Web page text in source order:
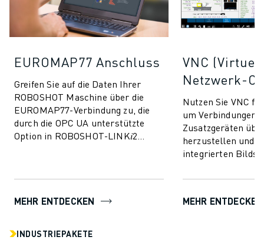
EUROMAP77 Anschluss
Greifen Sie auf die Daten Ihrer
ROBOSHOT Maschine über die
EUROMAP77-Verbindung zu, die
durch die OPC UA unterstützte
Option in ROBOSHOT-LINK𝑖2
MEHR ENTDECKEN
VNC
Netzwerk-
Nutzen Sie VNC
um Verbindungen
Zusatzgeräten
herzustellen und
integrierten
zu erleichtern.
MEHR ENTDECKEN
INDUSTRIEPAKETE